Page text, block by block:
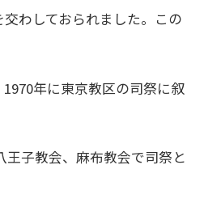
わしておられました。この
年に東京教区の司祭に叙
子教会、麻布教会で司祭と